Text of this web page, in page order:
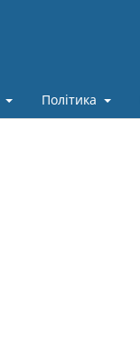
Політика